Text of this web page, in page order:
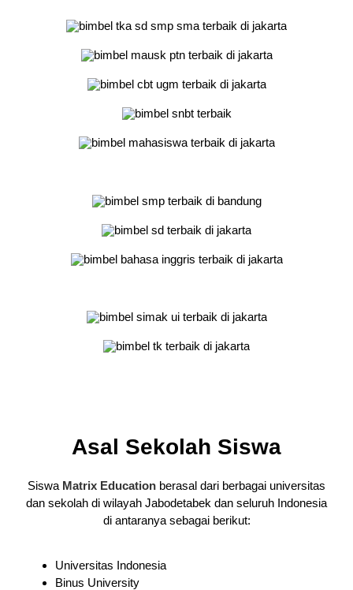
Asal Sekolah Siswa
Siswa Matrix Education berasal dari berbagai universitas
dan sekolah di wilayah Jabodetabek dan seluruh Indonesia
di antaranya sebagai berikut:
Universitas Indonesia
Binus University